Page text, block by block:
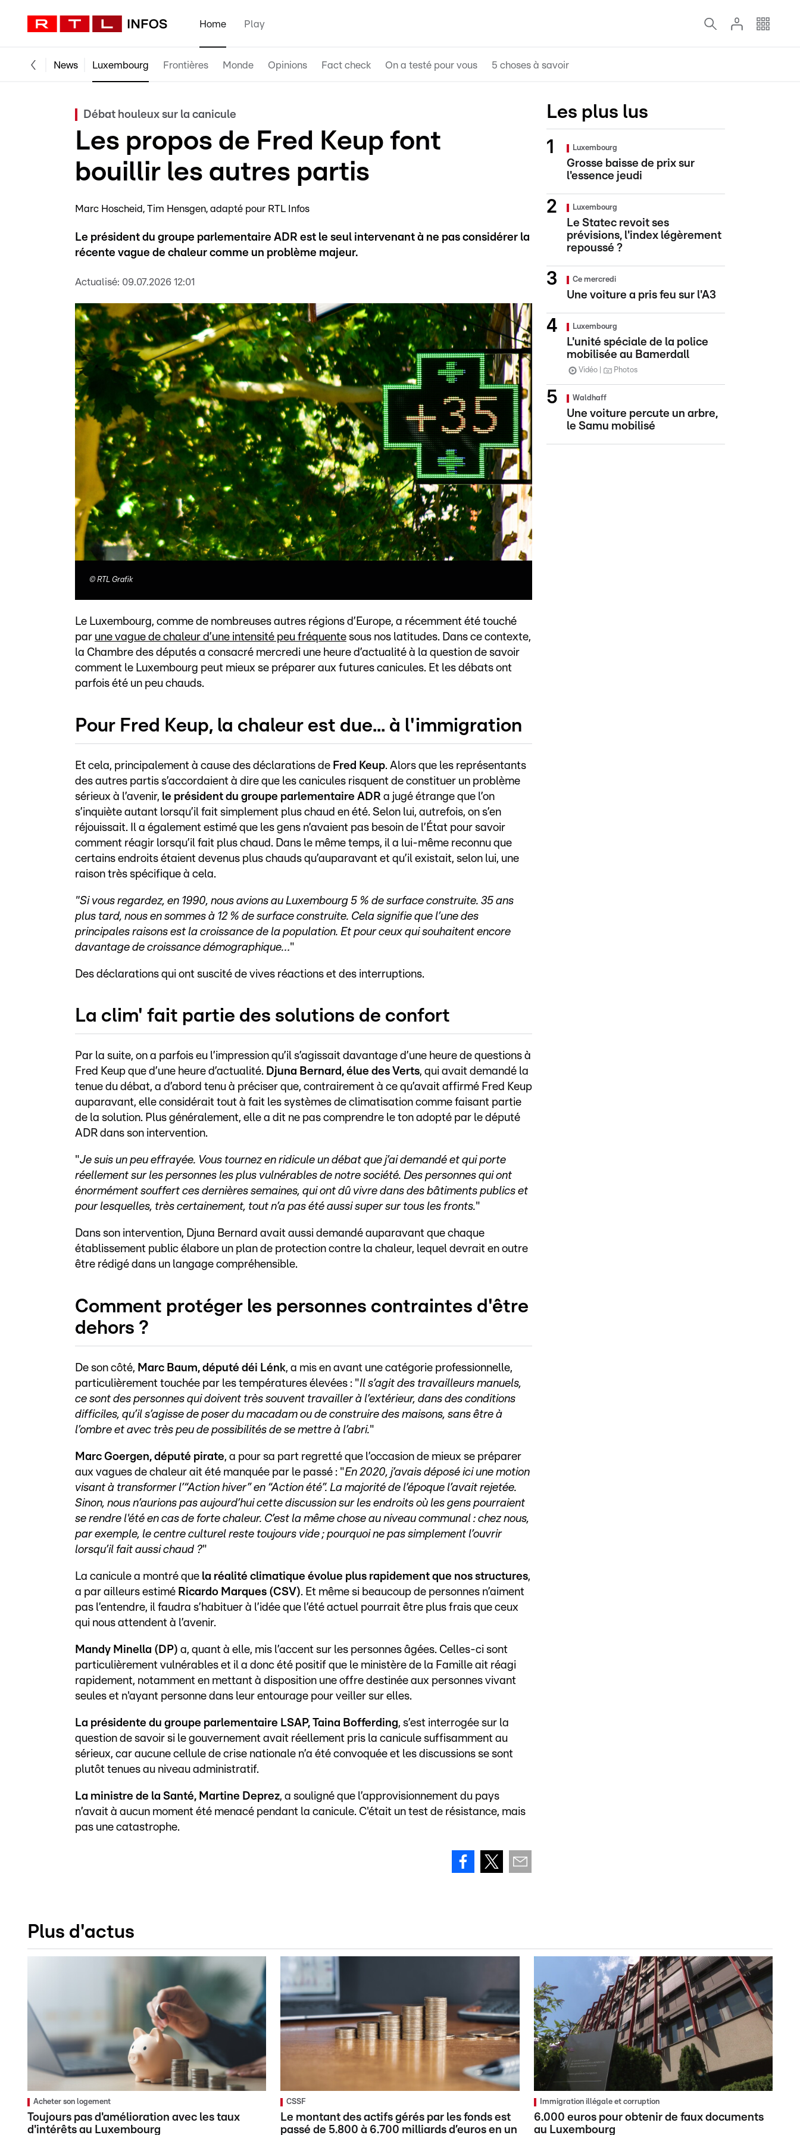
Home Play
News Luxembourg Frontières Monde Opinions Fact check On a testé pour vous 5 choses à savoir
Débat houleux sur la canicule
Les propos de Fred Keup font
bouillir les autres partis
Marc Hoscheid Tim Hensgen adapté pour RTL Infos
Le président du groupe parlementaire ADR est le seul intervenant à ne pas considérer la
récente vague de chaleur comme un problème majeur.
Actualisé: 09.07.2026 12:01
© RTL Grafik
Le Luxembourg, comme de nombreuses autres régions d’Europe, a récemment été touché
par une vague de chaleur d’une intensité peu fréquente sous nos latitudes. Dans ce contexte,
la Chambre des députés a consacré mercredi une heure d’actualité à la question de savoir
comment le Luxembourg peut mieux se préparer aux futures canicules. Et les débats ont
parfois été un peu chauds.
Pour Fred Keup, la chaleur est due... à l'immigration
Et cela, principalement à cause des déclarations de Fred Keup. Alors que les représentants
des autres partis s’accordaient à dire que les canicules risquent de constituer un problème
sérieux à l’avenir, le président du groupe parlementaire ADR a jugé étrange que l’on
s’inquiète autant lorsqu’il fait simplement plus chaud en été. Selon lui, autrefois, on s’en
réjouissait. Il a également estimé que les gens n’avaient pas besoin de l’État pour savoir
comment réagir lorsqu’il fait plus chaud. Dans le même temps, il a lui-même reconnu que
certains endroits étaient devenus plus chauds qu’auparavant et qu’il existait, selon lui, une
raison très spécifique à cela.
"Si vous regardez, en 1990, nous avions au Luxembourg 5 % de surface construite. 35 ans
plus tard, nous en sommes à 12 % de surface construite. Cela signifie que l’une des
principales raisons est la croissance de la population. Et pour ceux qui souhaitent encore
davantage de croissance démographique…"
Des déclarations qui ont suscité de vives réactions et des interruptions.
La clim' fait partie des solutions de confort
Par la suite, on a parfois eu l’impression qu’il s’agissait davantage d’une heure de questions à
Fred Keup que d’une heure d’actualité. Djuna Bernard, élue des Verts, qui avait demandé la
tenue du débat, a d’abord tenu à préciser que, contrairement à ce qu’avait affirmé Fred Keup
auparavant, elle considérait tout à fait les systèmes de climatisation comme faisant partie
de la solution. Plus généralement, elle a dit ne pas comprendre le ton adopté par le député
ADR dans son intervention.
"Je suis un peu effrayée. Vous tournez en ridicule un débat que j’ai demandé et qui porte
réellement sur les personnes les plus vulnérables de notre société. Des personnes qui ont
énormément souffert ces dernières semaines, qui ont dû vivre dans des bâtiments publics et
pour lesquelles, très certainement, tout n’a pas été aussi super sur tous les fronts."
Dans son intervention, Djuna Bernard avait aussi demandé auparavant que chaque
établissement public élabore un plan de protection contre la chaleur, lequel devrait en outre
être rédigé dans un langage compréhensible.
Comment protéger les personnes contraintes d'être
dehors ?
De son côté, Marc Baum, député déi Lénk, a mis en avant une catégorie professionnelle,
particulièrement touchée par les températures élevées : "Il s’agit des travailleurs manuels,
ce sont des personnes qui doivent très souvent travailler à l’extérieur, dans des conditions
difficiles, qu’il s’agisse de poser du macadam ou de construire des maisons, sans être à
l’ombre et avec très peu de possibilités de se mettre à l’abri."
Marc Goergen, député pirate, a pour sa part regretté que l’occasion de mieux se préparer
aux vagues de chaleur ait été manquée par le passé : "En 2020, j’avais déposé ici une motion
visant à transformer l’“Action hiver” en “Action été”. La majorité de l’époque l’avait rejetée.
Sinon, nous n’aurions pas aujourd’hui cette discussion sur les endroits où les gens pourraient
se rendre l'été en cas de forte chaleur. C’est la même chose au niveau communal : chez nous,
par exemple, le centre culturel reste toujours vide ; pourquoi ne pas simplement l’ouvrir
lorsqu’il fait aussi chaud ?"
La canicule a montré que la réalité climatique évolue plus rapidement que nos structures,
a par ailleurs estimé Ricardo Marques (CSV). Et même si beaucoup de personnes n’aiment
pas l’entendre, il faudra s’habituer à l’idée que l’été actuel pourrait être plus frais que ceux
qui nous attendent à l’avenir.
Mandy Minella (DP) a, quant à elle, mis l’accent sur les personnes âgées. Celles-ci sont
particulièrement vulnérables et il a donc été positif que le ministère de la Famille ait réagi
rapidement, notamment en mettant à disposition une offre destinée aux personnes vivant
seules et n'ayant personne dans leur entourage pour veiller sur elles.
La présidente du groupe parlementaire LSAP, Taina Bofferding, s’est interrogée sur la
question de savoir si le gouvernement avait réellement pris la canicule suffisamment au
sérieux, car aucune cellule de crise nationale n’a été convoquée et les discussions se sont
plutôt tenues au niveau administratif.
La ministre de la Santé, Martine Deprez, a souligné que l’approvisionnement du pays
n’avait à aucun moment été menacé pendant la canicule. C'était un test de résistance, mais
pas une catastrophe.
Les plus lus
Luxembourg
Grosse baisse de prix sur
l'essence jeudi
Luxembourg
Le Statec revoit ses
prévisions, l'index légèrement
repoussé ?
Ce mercredi
Une voiture a pris feu sur l'A3
Luxembourg
L'unité spéciale de la police
mobilisée au Bamerdall
Vidéo Photos
Waldhaff
Une voiture percute un arbre,
le Samu mobilisé
Plus d'actus
Acheter son logement
Toujours pas d'amélioration avec les taux
d'intérêts au Luxembourg
CSSF
Le montant des actifs gérés par les fonds est
passé de 5.800 à 6.700 milliards d’euros en un
Immigration illégale et corruption
6.000 euros pour obtenir de faux documents
au Luxembourg